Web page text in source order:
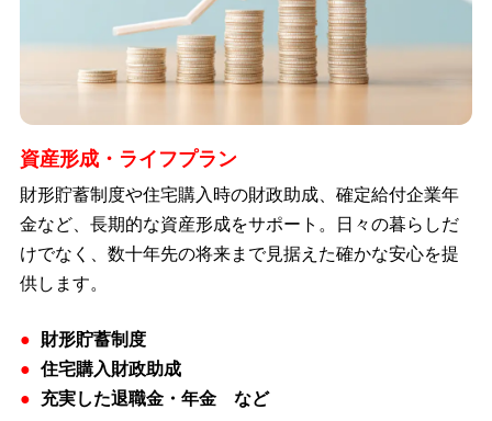
資産形成・ライフプラン
財形貯蓄制度や住宅購入時の財政助成、確定給付企業年
金など、長期的な資産形成をサポート。日々の暮らしだ
けでなく、数十年先の将来まで見据えた確かな安心を提
供します。
財形貯蓄制度
住宅購入財政助成
充実した退職金・年金 など